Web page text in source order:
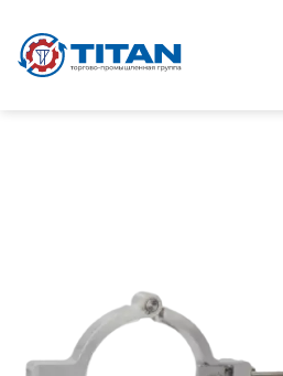
Перейти к основному